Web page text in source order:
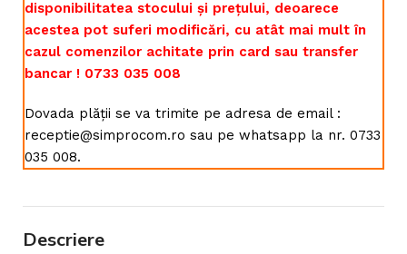
disponibilitatea stocului și prețului, deoarece
acestea pot suferi modificări, cu atât mai mult în
cazul comenzilor achitate prin card sau transfer
bancar ! 0733 035 008
Dovada plății se va trimite pe adresa de email :
receptie@simprocom.ro sau pe whatsapp la nr. 0733
035 008.
Descriere